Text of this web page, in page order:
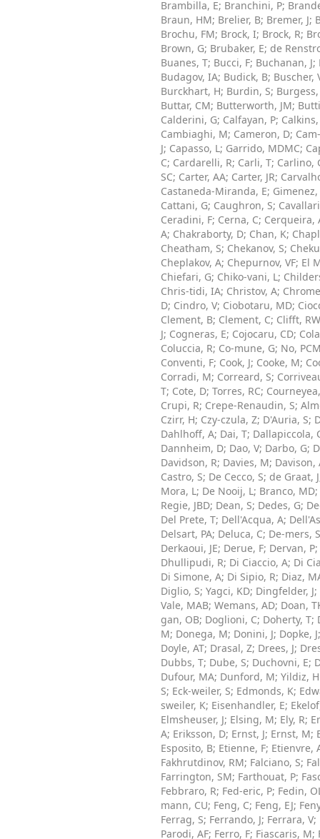
Brambilla, E; Branchini, P;
Braun, HM; Brelier, B; Bremer, J;
Brochu, FM; Brock, I; Brock, R;
Brown, G; Brubaker, E; de
Buanes, T; Bucci, F; Buchanan, J;
Budagov, IA; Budick, B; Buscher,
Burckhart, H; Burdin, S;
Buttar, CM; Butterworth, JM;
Calderini, G; Calfayan, P;
Cambiaghi, M; Cameron, D;
J; Capasso, L; Garrido, MDMC;
C; Cardarelli, R; Carli, T; Carlino,
SC; Carter, AA; Carter, JR;
Castaneda-Miranda, E; Gimenez,
Cattani, G; Caughron, S;
Ceradini, F; Cerna, C; Cerqueira,
A; Chakraborty, D; Chan, K;
Cheatham, S; Chekanov, S;
Cheplakov, A; Chepurnov, VF; El
Chiefari, G; Chiko-vani, L;
Chris-tidi, IA; Christov, A;
D; Cindro, V; Ciobotaru, MD;
Clement, B; Clement, C; Clifft, RW
J; Cogneras, E; Cojocaru, CD;
Coluccia, R; Co-mune, G; No,
Conventi, F; Cook, J; Cooke, M;
Corradi, M; Correard, S;
T; Cote, D; Torres, RC;
Crupi, R; Crepe-Renaudin, S;
Czirr, H; Czy-czula, Z; D'Auria, S;
Dahlhoff, A; Dai, T; Dallapiccola,
Dannheim, D; Dao, V; Darbo, G;
Davidson, R; Davies, M; Davison,
Castro, S; De Cecco, S; de Graat, J
Mora, L; De Nooij, L; Branco, MD;
Regie, JBD; Dean, S; Dedes, G;
Del Prete, T; Dell'Acqua, A;
Delsart, PA; Deluca, C; De-mers, S
Derkaoui, JE; Derue, F; Dervan, P;
Dhullipudi, R; Di Ciaccio, A; Di
Di Simone, A; Di Sipio, R; Diaz,
Diglio, S; Yagci, KD; Dingfelder, J;
Vale, MAB; Wemans, AD; Doan,
gan, OB; Doglioni, C; Doherty, T;
M; Donega, M; Donini, J; Dopke, J
Doyle, AT; Drasal, Z; Drees, J;
Dubbs, T; Dube, S; Duchovni, E;
Dufour, MA; Dunford, M; Yildiz,
S; Eck-weiler, S; Edmonds, K;
sweiler, K; Eisenhandler, E;
Elmsheuser, J; Elsing, M; Ely, R;
A; Eriksson, D; Ernst, J; Ernst, M;
Esposito, B; Etienne, F; Etienvre,
Fakhrutdinov, RM; Falciano, S;
Farrington, SM; Farthouat, P;
Febbraro, R; Fed-eric, P; Fedin,
mann, CU; Feng, C; Feng, EJ;
Ferrag, S; Ferrando, J; Ferrara, V;
Parodi, AF; Ferro, F; Fiascaris, M;